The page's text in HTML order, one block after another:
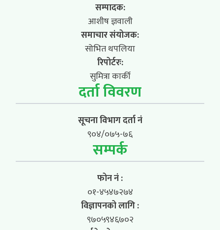
सम्पादक:
आशीष ज्ञवाली
समाचार संयोजक:
सोभित थपलिया
रिपोर्टरः:
सुमित्रा कार्की
दर्ता विवरण
सूचना विभाग दर्ता नं
९०४/०७५-७६
सम्पर्क
फोन नं :
०१-४५४७२७४
विज्ञापनको लागि :
९७०५९४६७०२